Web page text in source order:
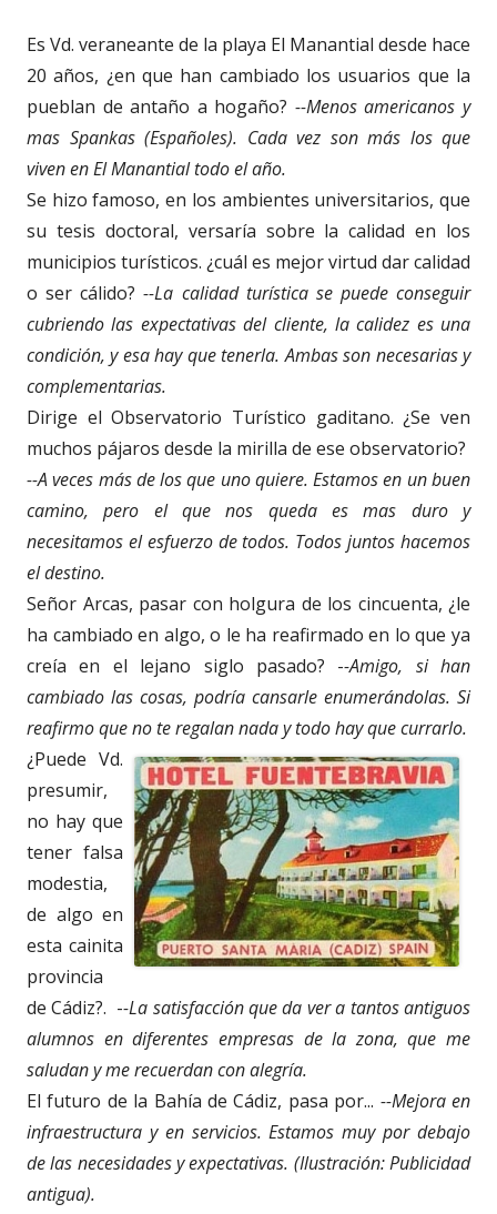
Es Vd. veraneante de la playa El Manantial desde hace
20 años, ¿en que han cambiado los usuarios que la
pueblan de antaño a hogaño? --Menos americanos y
mas Spankas (Españoles). Cada vez son más los que
viven en El Manantial todo el año.
Se hizo famoso, en los ambientes universitarios, que
su tesis doctoral, versaría sobre la calidad en los
municipios turísticos. ¿cuál es mejor virtud dar calidad
o ser cálido?--La calidad turística se puede conseguir
cubriendo las expectativas del cliente, la calidez es una
condición, y esa hay que tenerla. Ambas son necesarias y
complementarias.
Dirige el Observatorio Turístico gaditano. ¿Se ven
muchos pájaros desde la mirilla de ese observatorio?
--A veces más de los que uno quiere. Estamos en un buen
camino, pero el que nos queda es mas duro y
necesitamos el esfuerzo de todos. Todos juntos hacemos
el destino.
Señor Arcas, pasar con holgura de los cincuenta, ¿le
ha cambiado en algo, o le ha reafirmado en lo que ya
creía en el lejano siglo pasado? --Amigo, si han
cambiado las cosas, podría cansarle enumerándolas. Si
reafirmo que no te regalan nada y todo hay que currarlo.
¿Puede Vd.
presumir,
no hay que
tener falsa
modestia,
de algo en
esta cainita
provincia
de Cádiz?. --La satisfacción que da ver a tantos antiguos
alumnos en diferentes empresas de la zona, que me
saludan y me recuerdan con alegría.
El futuro de la Bahía de Cádiz, pasa por... --Mejora en
infraestructura y en servicios. Estamos muy por debajo
de las necesidades y expectativas. (Ilustración: Publicidad
antigua).